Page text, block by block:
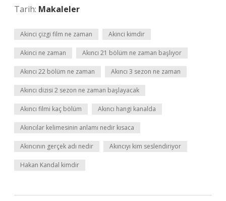
Tarih: Makaleler
Akinci çizgi film ne zaman Akinci kimdir
Akinci ne zaman Akıncı 21 bölüm ne zaman başlıyor
Akıncı 22 bölüm ne zaman Akıncı 3 sezon ne zaman
Akıncı dizisi 2 sezon ne zaman başlayacak
Akıncı filmi kaç bölüm Akıncı hangi kanalda
Akıncılar kelimesinin anlamı nedir kısaca
Akıncının gerçek adı nedir Akıncıyı kim seslendiriyor
Hakan Kandal kimdir